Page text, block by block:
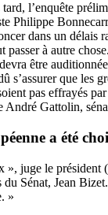
l’enquête
Philippe
dans un délais
passer à autre
être
s’assurer que les
pas effrayés
André Gattolin,
a été
», juge le président
du Sénat, Jean
»